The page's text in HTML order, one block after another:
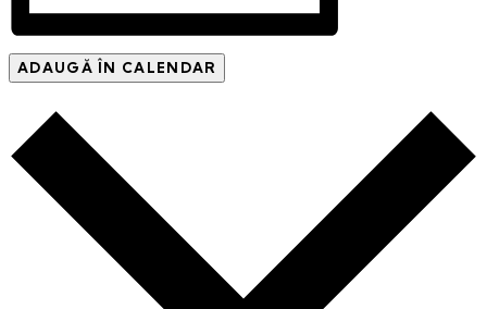
ADAUGĂ ÎN CALENDAR